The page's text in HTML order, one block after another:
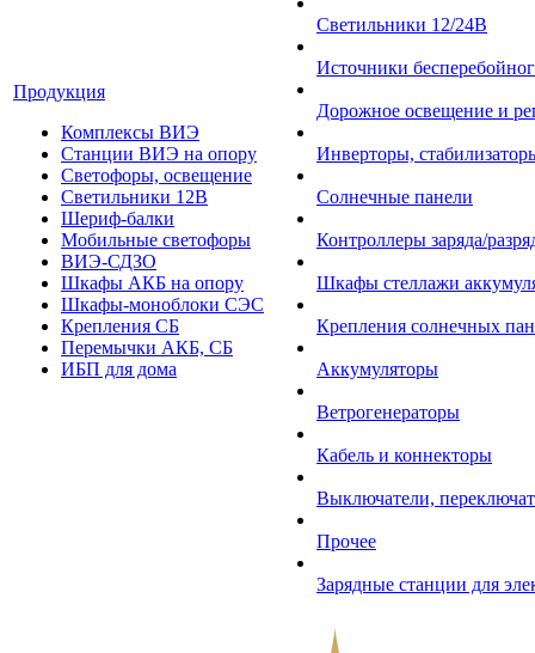
Продукция
Комплексы ВИЭ
Станции ВИЭ на опору
Светофоры, освещение
Светильники 12В
Шериф-балки
Мобильные светофоры
ВИЭ-СДЗО
Шкафы АКБ на опору
Шкафы-моноблоки СЭС
Крепления СБ
Перемычки АКБ, СБ
ИБП для дома
Светильники 12/24В
Источники
Дорожное освещение и
Инверторы,
Солнечные панели
Контроллеры заряда/
Шкафы стеллажи
Крепления солнечных
Аккумуляторы
Ветрогенераторы
Кабель и коннекторы
Выключатели,
Прочее
Зарядные станции для